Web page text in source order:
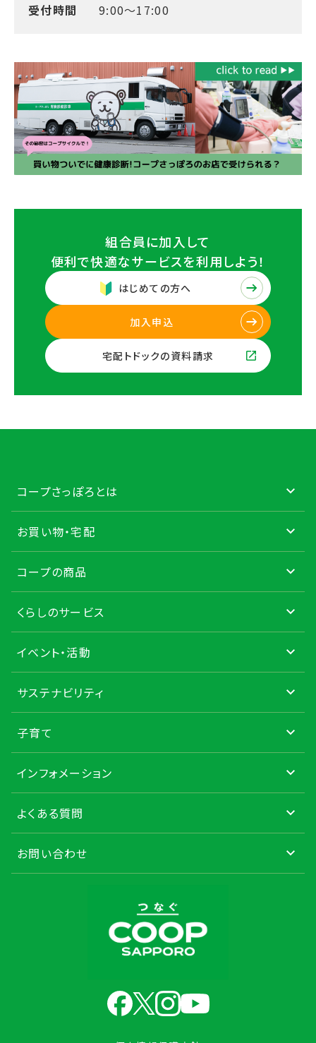
受付時間
9:00～17:00
組合員に加入して
便利で快適なサービスを利用しよう！
はじめての方へ
加入申込
宅配トドックの資料請求
コープさっぽろとは
お買い物・宅配
コープの商品
くらしのサービス
イベント・活動
サステナビリティ
子育て
インフォメーション
よくある質問
お問い合わせ